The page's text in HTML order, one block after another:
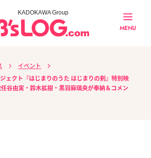
KADOKAWA Group
MENU
イベント
ェクト『はじまりのうた はじまりの剣』特別映
谷由実・鈴木拡樹・黒羽麻璃央が奉納＆コメン